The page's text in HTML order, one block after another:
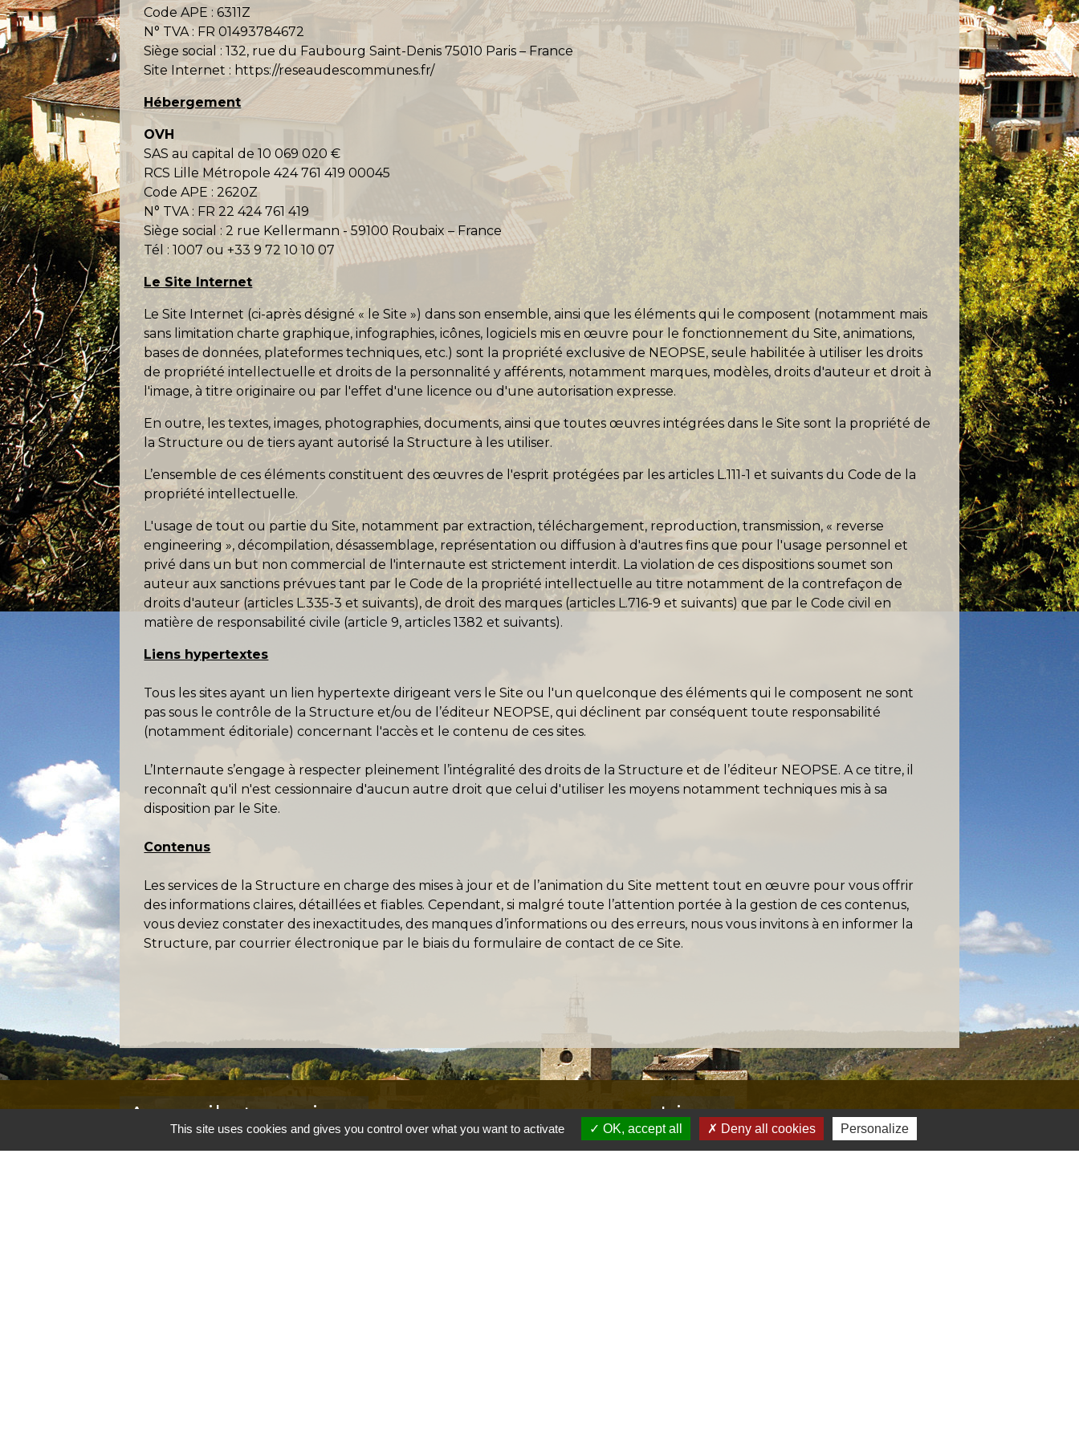
Code APE : 6311Z
N° TVA : FR 01493784672
Siège social : 132, rue du Faubourg Saint-Denis 75010 Paris – France
Site Internet : https://reseaudescommunes.fr/
Hébergement
OVH
SAS au capital de 10 069 020 €
RCS Lille Métropole 424 761 419 00045
Code APE : 2620Z
N° TVA : FR 22 424 761 419
Siège social : 2 rue Kellermann - 59100 Roubaix – France
Tél : 1007 ou +33 9 72 10 10 07
Le Site Internet
Le Site Internet (ci-après désigné « le Site ») dans son ensemble, ainsi que les éléments qui le composent (notamment mais
sans limitation charte graphique, infographies, icônes, logiciels mis en œuvre pour le fonctionnement du Site, animations,
bases de données, plateformes techniques, etc.) sont la propriété exclusive de NEOPSE, seule habilitée à utiliser les droits
de propriété intellectuelle et droits de la personnalité y afférents, notamment marques, modèles, droits d'auteur et droit à
l'image, à titre originaire ou par l'effet d'une licence ou d'une autorisation expresse.
En outre, les textes, images, photographies, documents, ainsi que toutes œuvres intégrées dans le Site sont la propriété de
la Structure ou de tiers ayant autorisé la Structure à les utiliser.
L’ensemble de ces éléments constituent des œuvres de l'esprit protégées par les articles L.111-1 et suivants du Code de la
propriété intellectuelle.
L'usage de tout ou partie du Site, notamment par extraction, téléchargement, reproduction, transmission, « reverse
engineering », décompilation, désassemblage, représentation ou diffusion à d'autres fins que pour l'usage personnel et
privé dans un but non commercial de l'internaute est strictement interdit. La violation de ces dispositions soumet son
auteur aux sanctions prévues tant par le Code de la propriété intellectuelle au titre notamment de la contrefaçon de
droits d'auteur (articles L.335-3 et suivants), de droit des marques (articles L.716-9 et suivants) que par le Code civil en
matière de responsabilité civile (article 9, articles 1382 et suivants).
Liens hypertextes
Tous les sites ayant un lien hypertexte dirigeant vers le Site ou l'un quelconque des éléments qui le composent ne sont
pas sous le contrôle de la Structure et/ou de l’éditeur NEOPSE, qui déclinent par conséquent toute responsabilité
(notamment éditoriale) concernant l'accès et le contenu de ces sites.
L’Internaute s’engage à respecter pleinement l’intégralité des droits de la Structure et de l’éditeur NEOPSE. A ce titre, il
reconnaît qu'il n'est cessionnaire d'aucun autre droit que celui d'utiliser les moyens notamment techniques mis à sa
disposition par le Site.
Contenus
Les services de la Structure en charge des mises à jour et de l’animation du Site mettent tout en œuvre pour vous offrir
des informations claires, détaillées et fiables. Cependant, si malgré toute l’attention portée à la gestion de ces contenus,
vous deviez constater des inexactitudes, des manques d’informations ou des erreurs, nous vous invitons à en informer la
Structure, par courrier électronique par le biais du formulaire de contact de ce Site.
Accueil et services
Commune de Correns
Liens
This site uses cookies and gives you control over what you want to activate OK, accept all Deny all cookies Personalize